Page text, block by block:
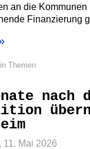
an die
Finanzierung
Themen
nach
11. Mai 2026